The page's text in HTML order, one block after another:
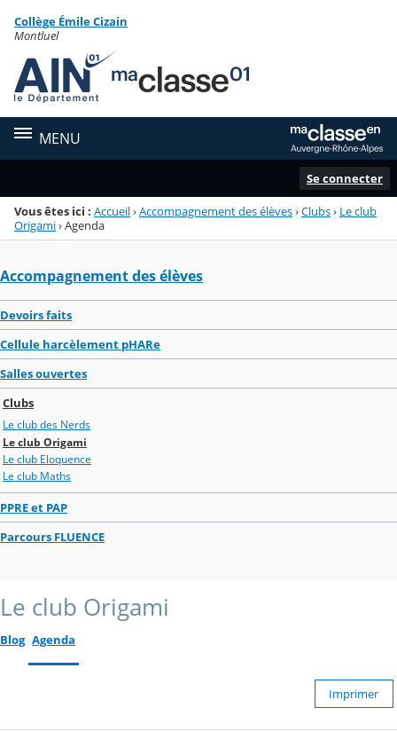
Menu de la rubrique
Contenu
Collège Émile Cizain
Montluel
MENU
Se connecter
Vous êtes ici : Accueil›Accompagnement des élèves›Clubs› Le club
Origami›Agenda
Accompagnement des élèves
Devoirs faits
Cellule harcèlement pHARe
Salles ouvertes
Clubs
Le club des Nerds
Le club Origami
Le club Eloquence
Le club Maths
PPRE et PAP
Parcours FLUENCE
Le club Origami
Blog Agenda
Imprimer